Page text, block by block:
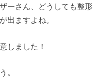
ーさん、どうしても整形
出ますよね。
しました！
。